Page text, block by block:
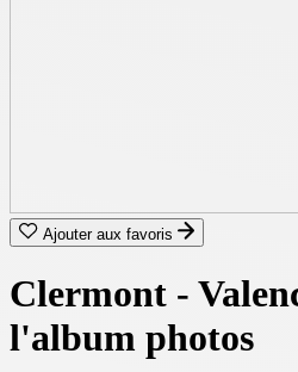
Ajouter aux favoris
Clermont -
l'album photos